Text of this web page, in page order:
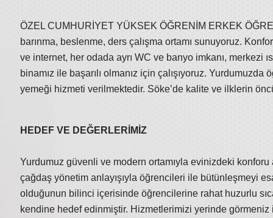
ÖZEL CUMHURİYET YÜKSEK ÖĞRENİM ERKEK
barınma, beslenme, ders çalışma ortamı sunuyoruz.
ve internet, her odada ayrı WC ve banyo imkanı, merkezi
binamız ile başarılı olmanız için çalışıyoruz.
yemeği hizmeti verilmektedir. Söke’de kalite ve ilklerin
HEDEF VE DEĞERLERİMİZ
Yurdumuz güvenli ve modern ortamıyla evinizdeki
çağdaş yönetim anlayışıyla öğrencileri ile bütünleşmeyi
olduğunun bilinci içerisinde öğrencilerine rahat huzurlu
kendine hedef edinmiştir. Hizmetlerimizi yerinde